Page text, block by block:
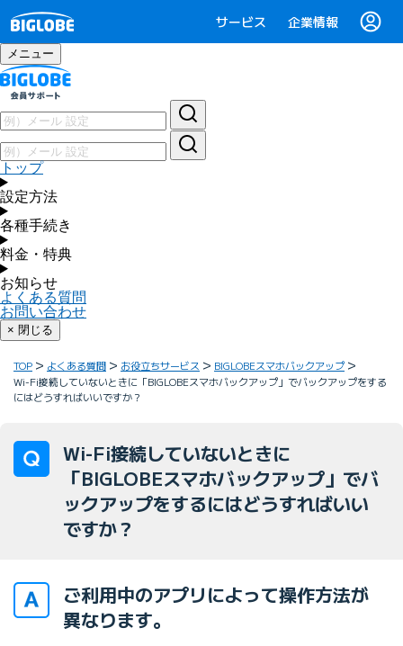
サービス 企業情報
メニュー
トップ
設定方法
各種手続き
料金・特典
お知らせ
よくある質問
お問い合わせ
× 閉じる
TOP よくある質問 お役立ちサービス
BIGLOBEスマホバックアップ
Wi-Fi接続していないときに「BIGLOBEスマホバックアップ」でバックアップをする
にはどうすればいいですか？
Wi-Fi接続していないときに
「BIGLOBEスマホバックアップ」でバ
ックアップをするにはどうすればいい
ですか？
ご利用中のアプリによって操作方法が
異なります。